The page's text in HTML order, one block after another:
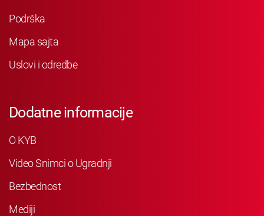
Podrška
Mapa sajta
Uslovi i odredbe
Dodatne informacije
O KYB
Video Snimci o Ugradnji
Bezbednost
Mediji